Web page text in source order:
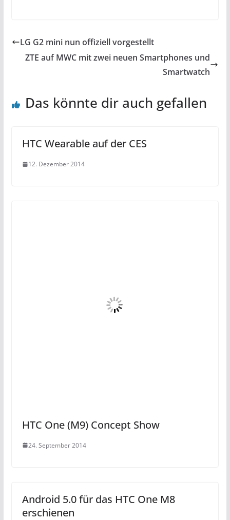
LG G2 mini nun offiziell vorgestellt
ZTE auf MWC mit zwei neuen Smartphones und
Smartwatch
Das könnte dir auch gefallen
HTC Wearable auf der CES
12. Dezember 2014
HTC One (M9) Concept Show
24. September 2014
Android 5.0 für das HTC One M8
erschienen